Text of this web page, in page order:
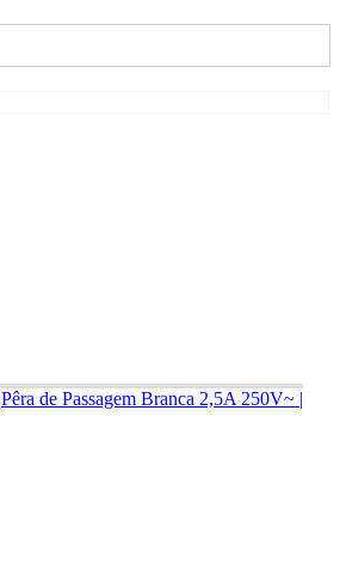
Pêra de Passagem Branca 2,5A 250V~ |